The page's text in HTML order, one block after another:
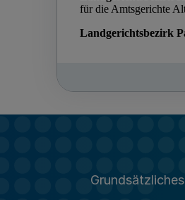
Grundsätzliches